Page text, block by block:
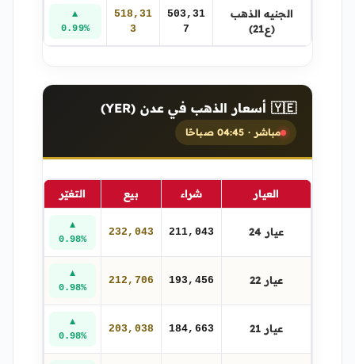
الجنيه الذهب
(ع21)
503,31
7
518,31
3
▲
0.99%
🇾🇪 أسعار الذهب في عدن (YER)
مباشر · 04:45 صباحًا
العيار شراء بيع التغيّر
عيار 24 211,043
232,043
▲
0.98%
عيار 22 193,456
212,706
▲
0.98%
عيار 21 184,663
203,038
▲
0.98%